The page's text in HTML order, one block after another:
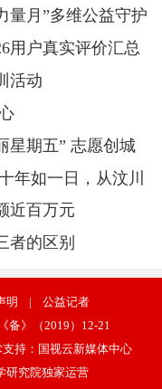
量月”多维公益守护
用户真实评价汇总
活动
星期五” 志愿创城
如一日，从汶川
服务践行
近百万元
者的区别
明 |
公益记者
备》（2019）12-21
持： 国视云新媒体中心
研究院独家运营